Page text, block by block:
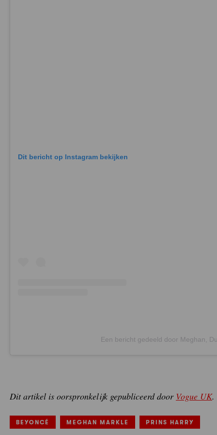
Dit bericht op Instagram bekijken
Een bericht gedeeld door Meghan,
Dit artikel is oorspronkelijk gepubliceerd door Vogue UK.
BEYONCÉ MEGHAN MARKLE PRINS HARRY